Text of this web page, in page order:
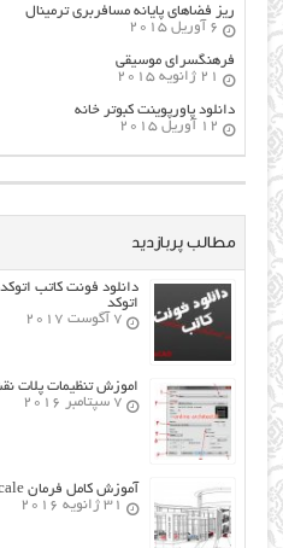
ریز فضاهای پایانه مسافربری ترمینال
6 آوریل 2015
فرهنگسراي موسيقي
21 ژانویه 2015
دانلود پاورپوینت کبوتر خانه
12 آوریل 2015
مطالب پربازدید
دانلود فونت کاتب
اتوکد
7 آگوست 2017
اموزش تنظیمات پلات
7 سپتامبر 2016
آموزش کامل فرمان Scale در اتوکد
31 ژانویه 2016